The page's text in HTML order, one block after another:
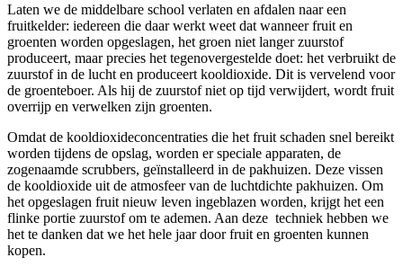
Laten we de middelbare school verlaten en afdalen naar een
fruitkelder: iedereen die daar werkt weet dat wanneer fruit en
groenten worden opgeslagen, het groen niet langer zuurstof
produceert, maar precies het tegenovergestelde doet: het verbruikt de
zuurstof in de lucht en produceert kooldioxide. Dit is vervelend voor
de groenteboer. Als hij de zuurstof niet op tijd verwijdert, wordt fruit
overrijp en verwelken zijn groenten.
Omdat de kooldioxideconcentraties die het fruit schaden snel bereikt
worden tijdens de opslag, worden er speciale apparaten, de
zogenaamde scrubbers, geïnstalleerd in de pakhuizen. Deze vissen
de kooldioxide uit de atmosfeer van de luchtdichte pakhuizen. Om
het opgeslagen fruit nieuw leven ingeblazen worden, krijgt het een
flinke portie zuurstof om te ademen. Aan deze techniek hebben we
het te danken dat we het hele jaar door fruit en groenten kunnen
kopen.